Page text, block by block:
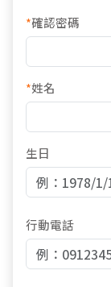
*確認密碼
*姓名
生日
行動電話